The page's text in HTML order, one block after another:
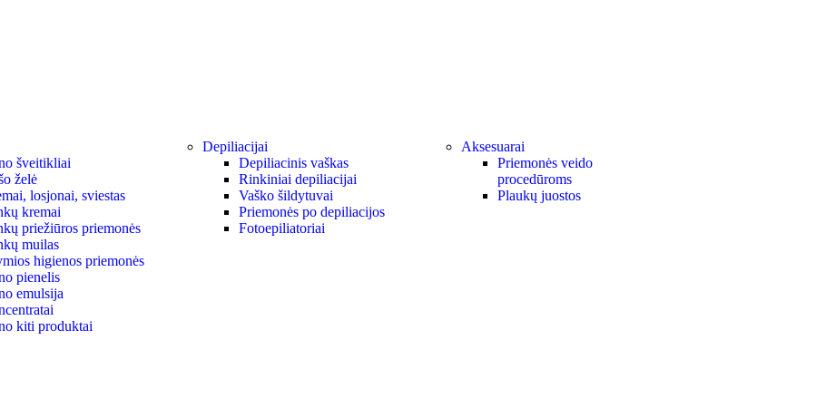
šveitikliai
želė
losjonai, sviestas
kremai
priežiūros priemonės
muilas
higienos priemonės
pienelis
emulsija
kiti produktai
Depiliacijai
Depiliacinis vaškas
Rinkiniai depiliacijai
Vaško šildytuvai
Priemonės po depiliacijos
Fotoepiliatoriai
Aksesuarai
Priemonės veido
procedūroms
Plaukų juostos